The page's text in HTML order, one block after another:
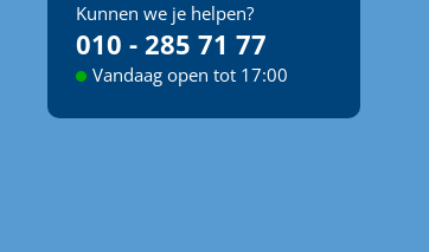
Kunnen we je helpen?
010 - 285 71 77
Vandaag open tot 17:00